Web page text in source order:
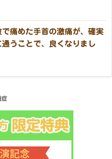
で痛めた手首の激痛が、確実
通うことで、良くなりまし
症